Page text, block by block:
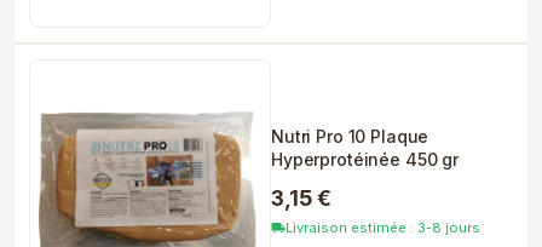
Nutri Pro 10 Plaque
Hyperprotéinée 450 gr
3,15 €
local_shippingLivraison estimée : 3-8 jours